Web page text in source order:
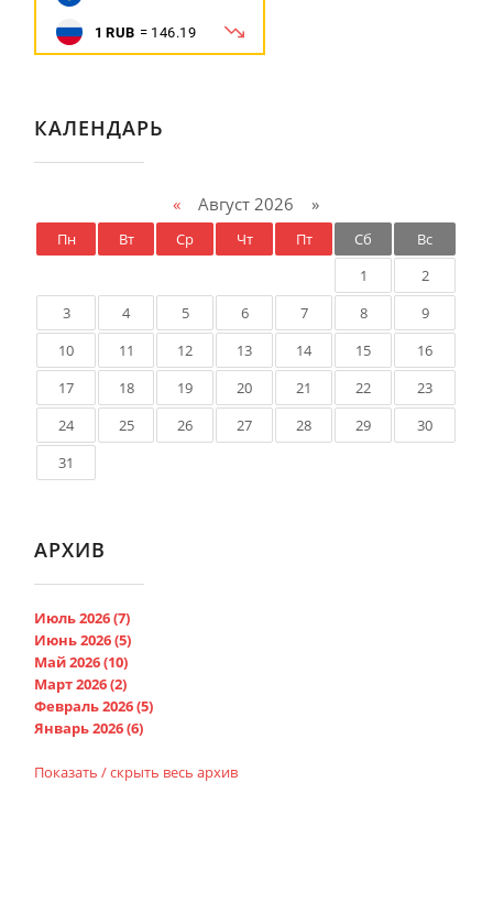
КАЛЕНДАРЬ
« Август 2026 »
Пн Вт Ср Чт Пт Сб
Вс
1
2
3
4 5 6 7 8
9
10
11 12 13 14 15
16
17
18 19 20 21 22
23
24
25 26 27 28 29
30
31
АРХИВ
Июль 2026 (7)
Июнь 2026 (5)
Май 2026 (10)
Март 2026 (2)
Февраль 2026 (5)
Январь 2026 (6)
Показать / скрыть весь архив